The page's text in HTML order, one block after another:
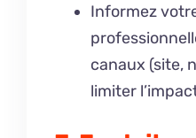
Informez
canaux (site,
limiter